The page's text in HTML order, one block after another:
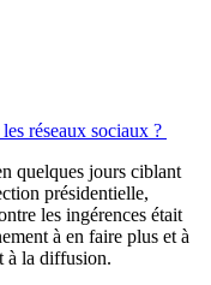
réseaux sociaux ?
quelques jours ciblant
présidentielle,
les ingérences était
à en faire plus et à
à la diffusion.